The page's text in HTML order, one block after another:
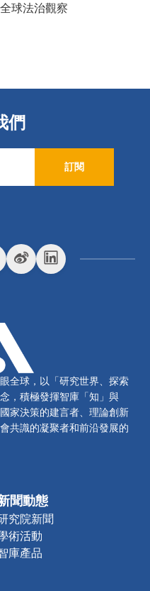
球法治觀察
們
訂閱
全球，以「研究世界、探索
，積極發揮智庫「知」與
家決策的建言者、理論創新
共識的凝聚者和前沿發展的
聞動態
究院新聞
術活動
庫產品